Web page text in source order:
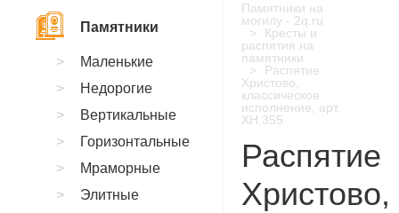
Памятники на
могилу - 2q.ru
Кресты и
распятия на
памятники
Распятие
Христово,
классическое
исполнение, арт.
XH.355
Распятие
Христово,
Памятники
Маленькие
Недорогие
Вертикальные
Горизонтальные
Мраморные
Элитные